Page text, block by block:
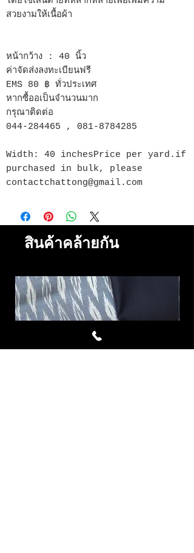
สวยงามให้เนื้อผ้า
หน้ากว้าง : 40 นิ้ว
ค่าจัดส่งลงทะเบียนฟรี
EMS 80 ฿ ทั่วประเทศ
หากซื้ออเป็นจำนวนมาก
กรุณาติดต่อ
044-284465 , 081-8784285
Width: 40 inchesPrice per yard.if
purchased in bulk, please
contactchattong@gmail.com
สินค้าคล้ายกัน